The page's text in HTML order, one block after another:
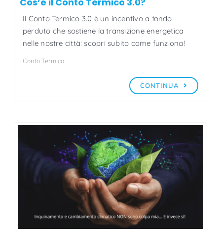
Il Conto Termico 3.0 è un incentivo a fondo
perduto che sostiene la transizione energetica
nelle nostre città: scopri subito come funziona!
Conto Termico
CONTINUA